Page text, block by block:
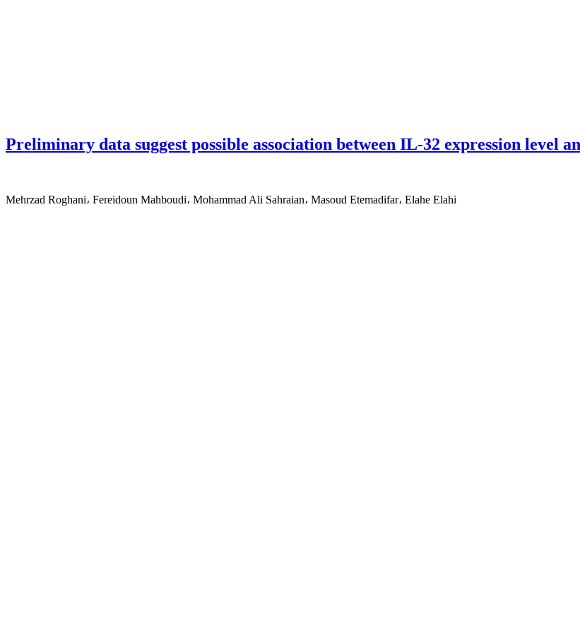
Preliminary data suggest possible association between IL-32 expression level
Mehrzad Roghani، Fereidoun Mahboudi، Mohammad Ali Sahraian، Masoud Etemadifar، Elahe Elahi